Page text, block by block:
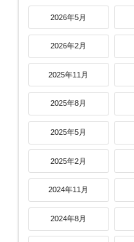
2026年5月
2026年2月
2025年11月
2025年8月
2025年5月
2025年2月
2024年11月
2024年8月